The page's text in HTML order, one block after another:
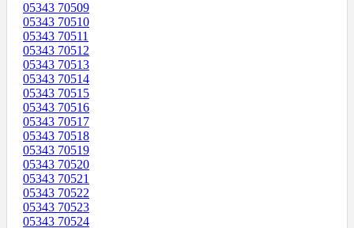
05343 70509
05343 70510
05343 70511
05343 70512
05343 70513
05343 70514
05343 70515
05343 70516
05343 70517
05343 70518
05343 70519
05343 70520
05343 70521
05343 70522
05343 70523
05343 70524